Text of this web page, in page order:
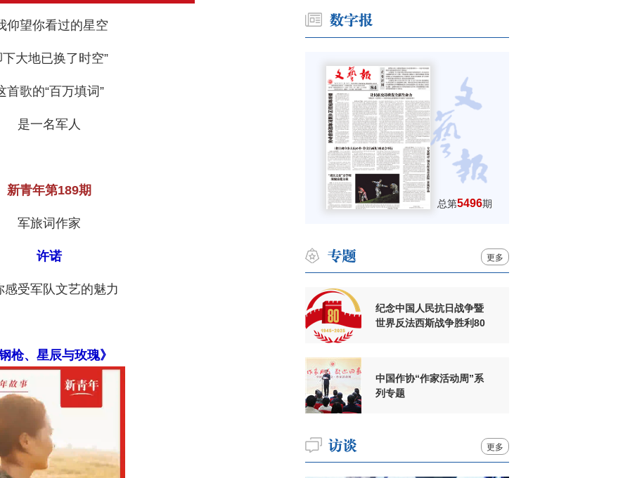
仰望你看过的星空
大地已换了时空”
首歌的“百万填词”
是一名军人
新青年第189期
军旅词作家
许诺
感受军队文艺的魅力
枪、星辰与玫瑰》
总第5496期
更多
纪念中国人民抗日战争暨
世界反法西斯战争胜利80
中国作协“作家活动周”系
列专题
更多